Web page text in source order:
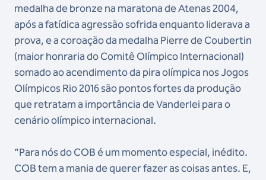
medalha de bronze na maratona de Atenas 2004,
após a fatídica agressão sofrida enquanto liderava a
prova, e a coroação da medalha Pierre de Coubertin
(maior honraria do Comitê Olímpico Internacional)
somado ao acendimento da pira olímpica nos Jogos
Olímpicos Rio 2016 são pontos fortes da produção
que retratam a importância de Vanderlei para o
cenário olímpico internacional.
“Para nós do COB é um momento especial, inédito.
COB tem a mania de querer fazer as coisas antes. E,